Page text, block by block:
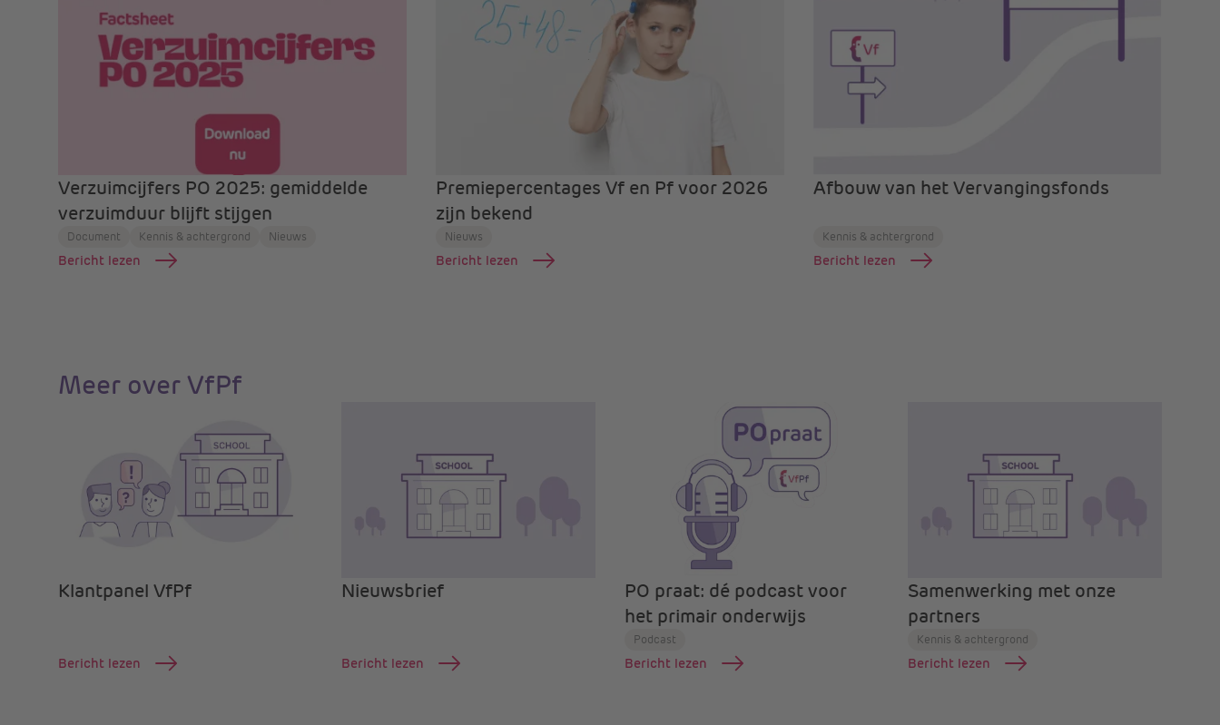
Verzuimcijfers PO 2025: gemiddelde
verzuimduur blijft stijgen
Document Kennis & achtergrond Nieuws
Bericht lezen
Premiepercentages Vf en Pf voor 2026
zijn bekend
Nieuws
Bericht lezen
Afbouw van het Vervangingsfonds
Kennis & achtergrond
Bericht lezen
Meer over VfPf
Klantpanel VfPf
Bericht lezen
Nieuwsbrief
Bericht lezen
PO praat: dé podcast voor
het primair onderwijs
Podcast
Bericht lezen
Samenwerking met onze
partners
Kennis & achtergrond
Bericht lezen